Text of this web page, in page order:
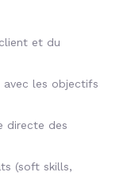
et du
les objectifs
directe des
(soft skills,